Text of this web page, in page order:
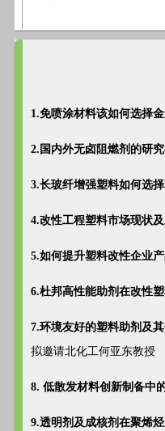
1.免喷涂材料该如何选择
2.国内外无卤阻燃剂的研
3.长玻纤增强塑料如何选
4.改性工程塑料市场现状
5.如何提升塑料改性企业
6.杜邦高性能助剂在改性
7.环境友好的塑料助剂及
拟邀请北化工何亚东教授
8. 低散发材料创新制备中
9.透明剂及成核剂在聚烯